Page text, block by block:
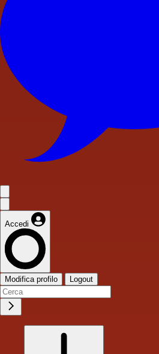
Accedi
Modifica profilo Logout